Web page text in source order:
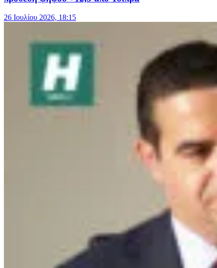
26 Ιουλίου 2026, 18:15